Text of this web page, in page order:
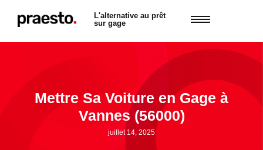
L'alternative au prêt
sur gage
Mettre Sa Voiture en Gage à
Vannes (56000)
juillet 14, 2025